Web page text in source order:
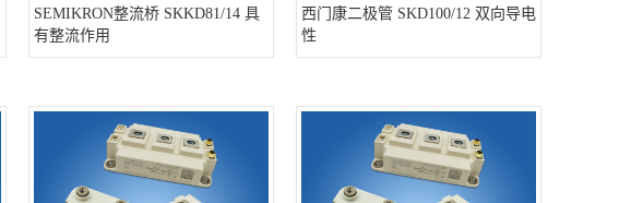
SEMIKRON整流桥 SKKD81/14 具
有整流作用
西门康二极管 SKD100/12 双向导电
性